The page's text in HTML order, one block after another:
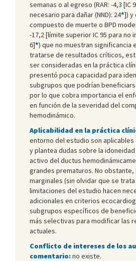
semanas o al egreso (RAR: -4,3 [IC
necesario para dañar (NND): 24*]) y
compuesto de muerte o BPD
-17,2 [límite superior IC 95 para no
6]*) que no muestran
tratarse de resultados críticos,
ser consideradas en la práctica
presentó poca capacidad para
subgrupos que podrían
por lo que cobra importancia el
en función de la severidad del
hemodinámico.
Aplicabilidad en la práctica
entorno del estudio son
y plantea dudas sobre la
activo del ductus
grandes prematuros. No
marginales (sin olvidar que se
limitaciones del estudio hacen
adicionales en criterios
subgrupos específicos de
más selectivas para modificar las
actuales.
Conflicto de intereses de los
comentario:no existe.